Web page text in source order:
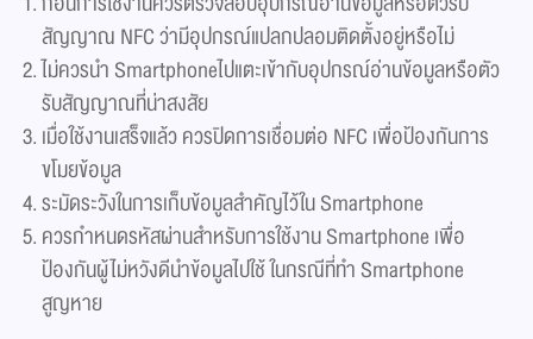
สัญญาณ NFC ว่ามีอุปกรณ์แปลกปลอมติดตั้งอยู่หรือไม่
ไม่ควรนำ Smartphoneไปแตะเข้ากับอุปกรณ์อ่านข้อมูลหรือตัว
รับสัญญาณที่น่าสงสัย
เมื่อใช้งานเสร็จแล้ว ควรปิดการเชื่อมต่อ NFC เพื่อป้องกันการ
ขโมยข้อมูล
ระมัดระวังในการเก็บข้อมูลสำคัญไว้ใน Smartphone
ควรกำหนดรหัสผ่านสำหรับการใช้งาน Smartphone เพื่อ
ป้องกันผู้ไม่หวังดีนำข้อมูลไปใช้ ในกรณีที่ทำ Smartphone
สูญหาย